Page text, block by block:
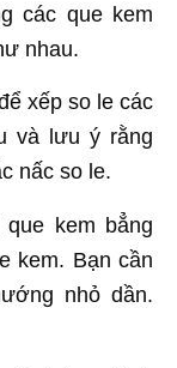
các que kem
nhau.
xếp so le các
và lưu ý rằng
nấc so le.
kem bẳng
kem. Bạn cần
nhỏ dần.